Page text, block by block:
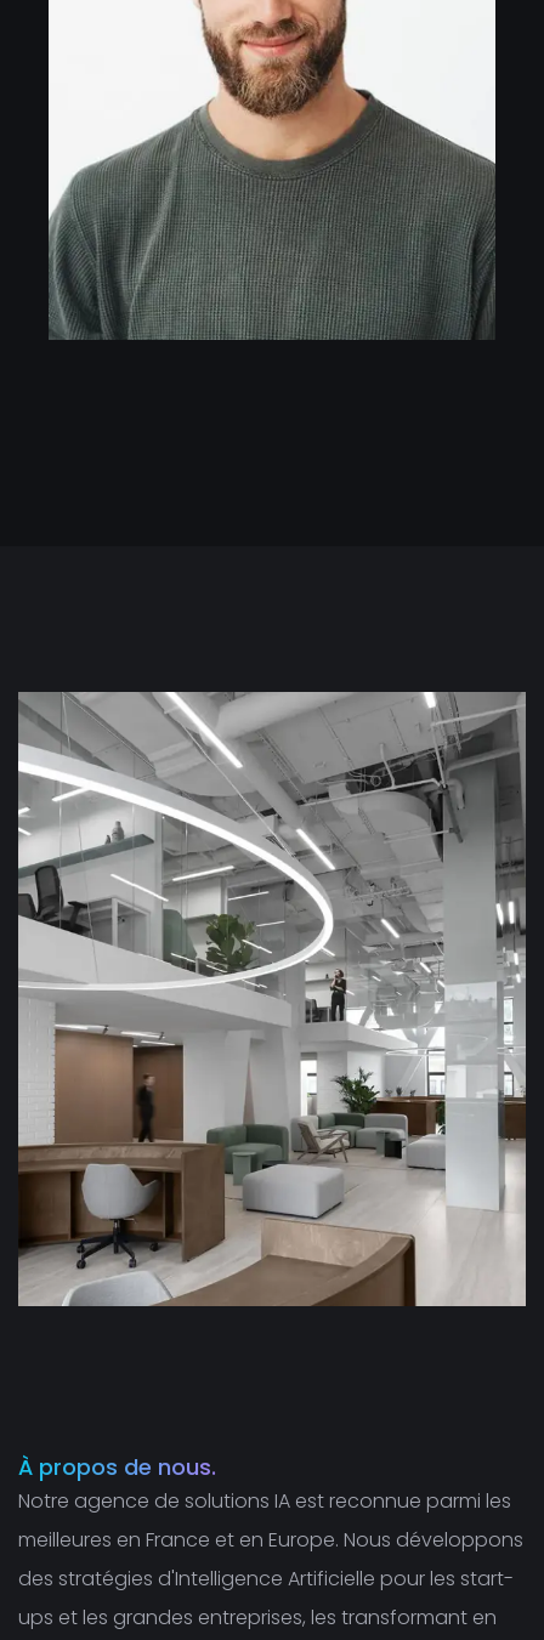
À propos de nous.
Notre agence de solutions IA est reconnue parmi les
meilleures en France et en Europe. Nous développons
des stratégies d'Intelligence Artificielle pour les start-
ups et les grandes entreprises, les transformant en